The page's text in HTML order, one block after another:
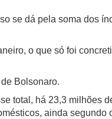
se dá pela soma dos
o que só foi
Bolsonaro.
total, há 23,3 milhões
ainda segundo